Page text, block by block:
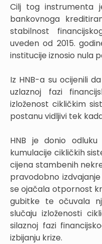
Cilj tog instrumenta
bankovnoga
stabilnost
uveden od 2015.
institucije iznosio nula
Iz HNB-a su ocijenili
uzlaznoj fazi
izloženost cikličkim
postanu vidljivi tek
HNB je donio
kumulacije cikličkih
cijena stambenih
pravodobno
se ojačala otpornost
gubitke te očuvala
slučaju izloženosti
silaznoj fazi
izbijanju krize.